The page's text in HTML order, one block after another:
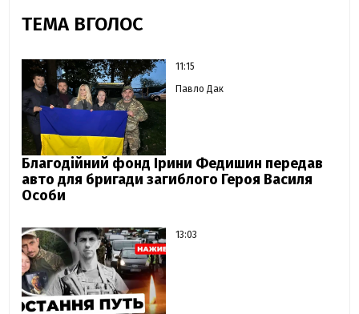
ТЕМА ВГОЛОС
11:15
Павло Дак
Благодійний фонд Ірини Федишин передав
авто для бригади загиблого Героя Василя
Особи
13:03